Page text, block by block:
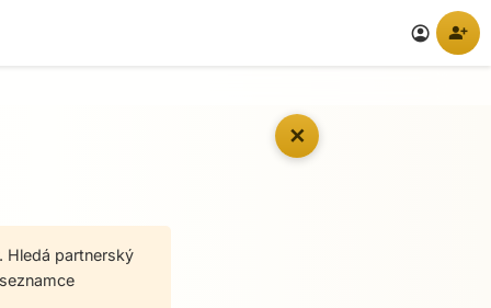
account_circle person_add
✕
Hledá partnerský